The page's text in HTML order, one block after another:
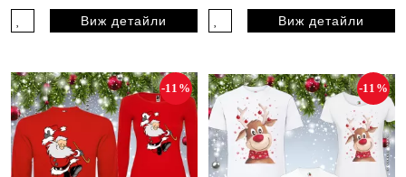
Виж детайли Виж детайли
-11% -11%